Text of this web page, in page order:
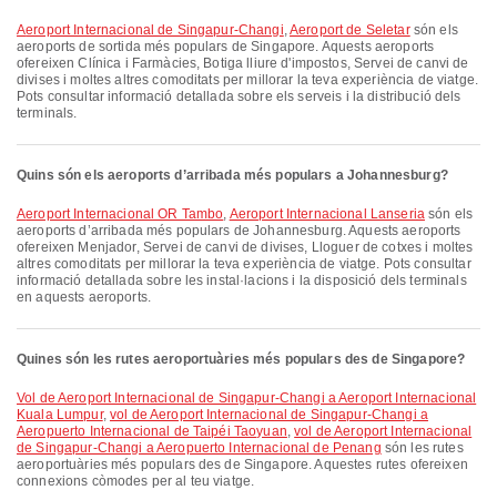
Aeroport Internacional de Singapur-Changi,Aeroport de Seletarsón els
aeroports de sortida més populars de Singapore. Aquests aeroports
ofereixen Clínica i Farmàcies, Botiga lliure d'impostos, Servei de canvi de
divises i moltes altres comoditats per millorar la teva experiència de viatge.
Pots consultar informació detallada sobre els serveis i la distribució dels
terminals.
Quins són els aeroports d’arribada més populars a Johannesburg?
Aeroport Internacional OR Tambo, Aeroport Internacional Lanseriasón els
aeroports d’arribada més populars de Johannesburg. Aquests aeroports
ofereixen Menjador, Servei de canvi de divises, Lloguer de cotxes i moltes
altres comoditats per millorar la teva experiència de viatge. Pots consultar
informació detallada sobre les instal·lacions i la disposició dels terminals
en aquests aeroports.
Quines són les rutes aeroportuàries més populars des de Singapore?
vol de Aeroport Internacional de Singapur-Changi a Aeroport Internacional
Kuala Lumpur, vol de Aeroport Internacional de Singapur-Changi a
Aeropuerto Internacional de Taipéi Taoyuan,vol de Aeroport Internacional
de Singapur-Changi a Aeropuerto Internacional de Penang són les rutes
aeroportuàries més populars des de Singapore. Aquestes rutes ofereixen
connexions còmodes per al teu viatge.